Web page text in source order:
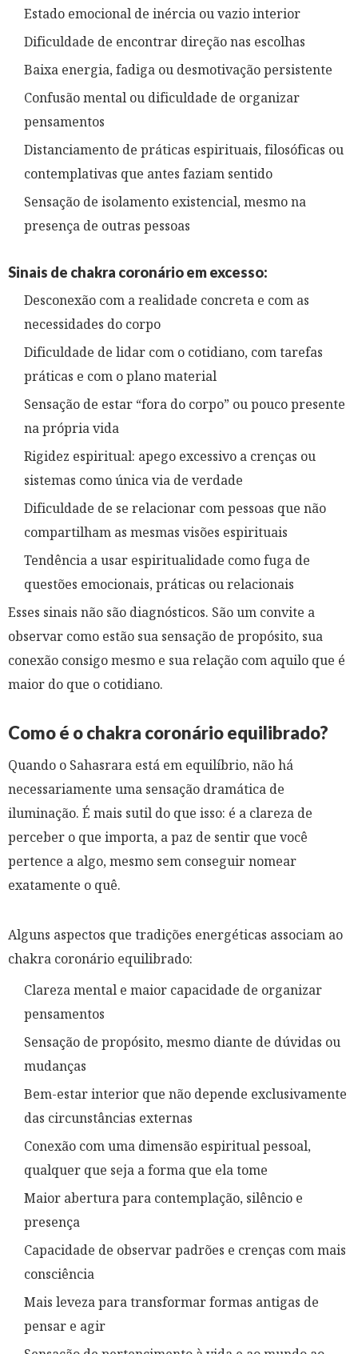
Estado emocional de inércia ou vazio interior
Dificuldade de encontrar direção nas escolhas
Baixa energia, fadiga ou desmotivação persistente
Confusão mental ou dificuldade de organizar
pensamentos
Distanciamento de práticas espirituais, filosóficas ou
contemplativas que antes faziam sentido
Sensação de isolamento existencial, mesmo na
presença de outras pessoas
Sinais de chakra coronário em excesso:
Desconexão com a realidade concreta e com as
necessidades do corpo
Dificuldade de lidar com o cotidiano, com tarefas
práticas e com o plano material
Sensação de estar “fora do corpo” ou pouco presente
na própria vida
Rigidez espiritual: apego excessivo a crenças ou
sistemas como única via de verdade
Dificuldade de se relacionar com pessoas que não
compartilham as mesmas visões espirituais
Tendência a usar espiritualidade como fuga de
questões emocionais, práticas ou relacionais
Esses sinais não são diagnósticos. São um convite a
observar como estão sua sensação de propósito, sua
conexão consigo mesmo e sua relação com aquilo que é
maior do que o cotidiano.
Como é o chakra coronário equilibrado?
Quando o Sahasrara está em equilíbrio, não há
necessariamente uma sensação dramática de
iluminação. É mais sutil do que isso: é a clareza de
perceber o que importa, a paz de sentir que você
pertence a algo, mesmo sem conseguir nomear
exatamente o quê.
Alguns aspectos que tradições energéticas associam ao
chakra coronário equilibrado:
Clareza mental e maior capacidade de organizar
pensamentos
Sensação de propósito, mesmo diante de dúvidas ou
mudanças
Bem-estar interior que não depende exclusivamente
das circunstâncias externas
Conexão com uma dimensão espiritual pessoal,
qualquer que seja a forma que ela tome
Maior abertura para contemplação, silêncio e
presença
Capacidade de observar padrões e crenças com mais
consciência
Mais leveza para transformar formas antigas de
pensar e agir